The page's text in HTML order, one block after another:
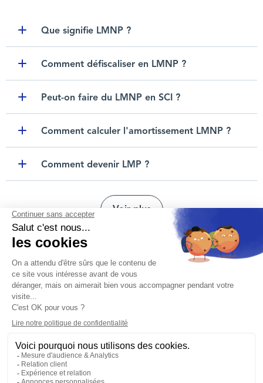
Que signifie LMNP ?
Comment défiscaliser en LMNP ?
Peut-on faire du LMNP en SCI ?
Comment calculer l'amortissement LMNP ?
Comment devenir LMP ?
Voir plus
Nous contacter
Mentions légales
Protection des données personnelles
Réclamation et médiation